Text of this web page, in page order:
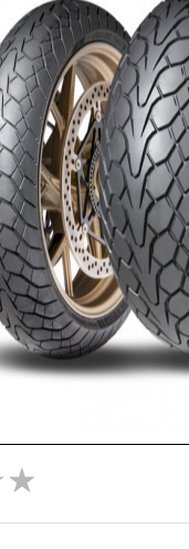
Suchen